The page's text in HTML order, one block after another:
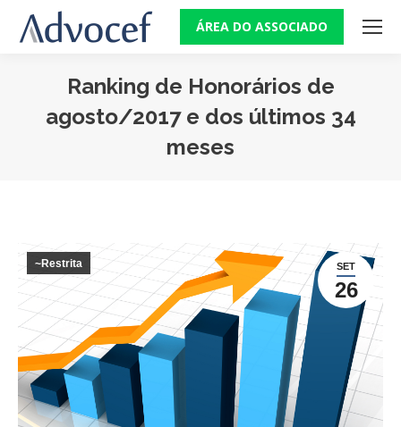
ÁREA DO ASSOCIADO
Ranking de Honorários de
agosto/2017 e dos últimos 34
meses
SET
26
~Restrita